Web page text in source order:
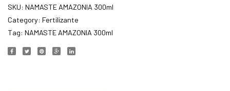
SKU: NAMASTE AMAZONIA 300ml
Category: Fertilizante
Tag: NAMASTE AMAZONIA 300ml